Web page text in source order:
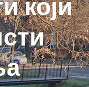
који